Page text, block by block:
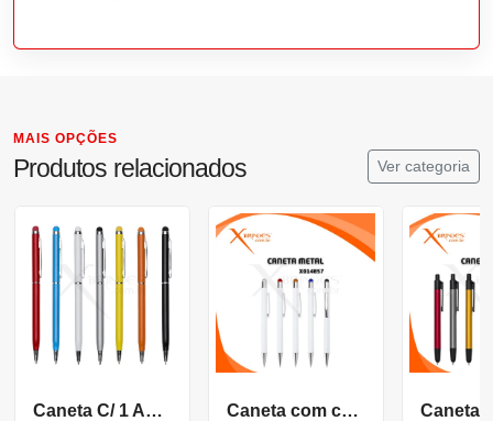
MAIS OPÇÕES
Produtos relacionados Ver categoria
Caneta C/ 1 Anel E Ponta Touch (Mult. De 100) Caneta com corpo de Metal e Ponteira Touch acionamento por clique X14857